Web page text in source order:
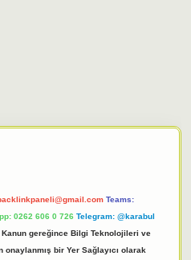
Teams:
0262 606 0 726 Telegram: @karabul
Kanun gereğince Bilgi Teknolojileri ve
onaylanmış bir Yer Sağlayıcı olarak